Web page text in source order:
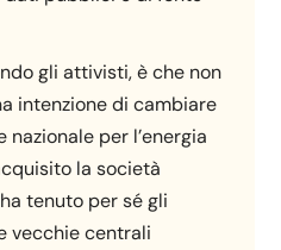
gli attivisti, è che non
intenzione di cambiare
nazionale per l’energia
la società
tenuto per sé gli
vecchie centrali